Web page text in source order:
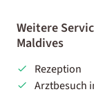
Weitere
Maldives
Rezeption
Arztbesuch